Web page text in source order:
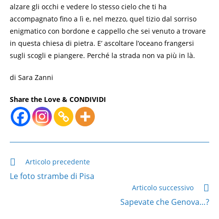
alzare gli occhi e vedere lo stesso cielo che ti ha
accompagnato fino a lì e, nel mezzo, quel tizio dal sorriso
enigmatico con bordone e cappello che sei venuto a trovare
in questa chiesa di pietra. E’ ascoltare l’oceano frangersi
sugli scogli e piangere. Perché la strada non va più in là.
di Sara Zanni
Share the Love & CONDIVIDI
Leggi
altri
articoli
Articolo precedente
Le foto strambe di Pisa
Articolo successivo
Sapevate che Genova…?